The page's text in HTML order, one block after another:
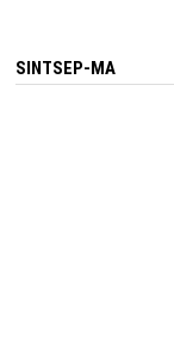
SINTSEP-MA